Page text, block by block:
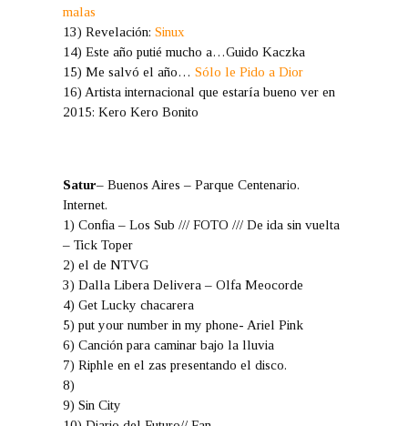
malas
13) Revelación: Sinux
14) Este año putié mucho a…Guido Kaczka
15) Me salvó el año… Sólo le Pido a Dior
16) Artista internacional que estaría bueno ver en
2015: Kero Kero Bonito
Satur– Buenos Aires – Parque Centenario.
Internet.
1) Confia – Los Sub /// FOTO /// De ida sin vuelta
– Tick Toper
2) el de NTVG
3) Dalla Libera Delivera – Olfa Meocorde
4) Get Lucky chacarera
5) put your number in my phone- Ariel Pink
6) Canción para caminar bajo la lluvia
7) Riphle en el zas presentando el disco.
8)
9) Sin City